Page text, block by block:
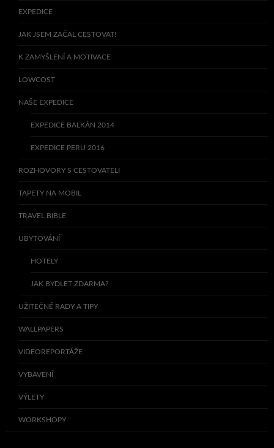
EXPEDICE
JAK JSEM ZAČAL CESTOVAT!
K ZAMYŠLENÍ A MOTIVACE
LOWCOST
NAŠE EXPEDICE
EXPEDICE BALKÁN 2014
EXPEDICE PERU 2016
ROZHOVORY S CESTOVATELI
TAPETY NA MOBIL
TRAVEL BIBLE
UBYTOVÁNÍ
HOTELY
JAK BYDLET ZDARMA?
UŽITEČNÉ RADY A TIPY
WALLPAPERS
VIDEOREPORTÁŽE
VYBAVENÍ
VÝLETY
WORKSHOPY